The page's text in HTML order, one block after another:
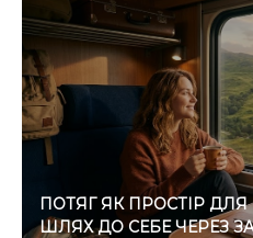
ПОТЯГ ЯК ПРОСТІР
ШЛЯХ ДО СЕБЕ ЧЕРЕЗ